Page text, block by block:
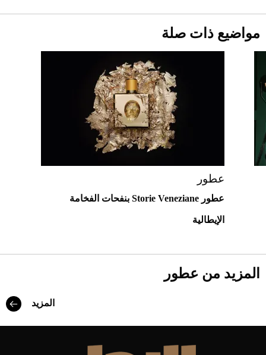
أغلى 10 عطور في العالم للرجال تمنحك فخامة
استثنائية
Aston Martin Valiant: على هوى الأبطال
Comeback" في جدة (فيديو)
2026-07-25
"بوجاتي ميسترال" الاستثنائية للبيع في
مزاد مونتيري
2026-07-23
مواضيع ذات صلة
عطور
عطور Storie Veneziane بنفحات الفخامة
الإيطالية
المزيد من عطور
المزيد